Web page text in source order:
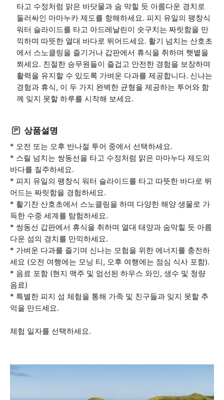
타고 수정처럼 맑은 바닷물과 숨 막힐 듯 아름다운 경치로
둘러싸인 마마누카 제도를 항해하세요. 피지 유일의 팽창식
워터 슬라이드를 타고 아드레날린이 솟구치는 짜릿함을 만
끽하며 따뜻한 열대 바다로 뛰어드세요. 활기 넘치는 산호초
에서 스노클링을 즐기거나 갑판에서 휴식을 취하며 햇볕을
쬐세요. 친절한 승무원들이 즐겁고 안전한 경험을 보장하며
활력을 유지할 수 있도록 가벼운 다과를 제공합니다. 신나는
경험과 휴식, 이 두 가지 완벽한 균형을 제공하는 투어와 함
께 잊지 못할 하루를 시작해 보세요.
상품설명
* 오전 또는 오후 반나절 투어 중에서 선택하세요.
* 스릴 넘치는 쌍동선을 타고 수정처럼 맑은 마마누다 제도의
바다를 질주하세요.
* 피지 유일의 팽창식 워터 슬라이드를 타고 따뜻한 바다로 뛰
어드는 짜릿함을 경험하세요.
* 활기찬 산호초에서 스노클링을 하며 다양한 해양 생물로 가
득한 수중 세계를 탐험하세요.
* 쌍동선 갑판에서 휴식을 취하며 열대 태양과 숨막힐 듯 아름
다운 섬의 경치를 만끽하세요.
* 가벼운 다과를 즐기며 신나는 모험을 위한 에너지를 충전하
세요 (오전 여행에는 모닝 티, 오후 여행에는 점심 식사 포함).
* 음료 포함 (현지 맥주 및 엄선된 하우스 와인, 생수 및 청량
음료)
* 특별한 피지 섬 체험을 통해 가족 및 친구들과 잊지 못할 추
억을 만드세요.
체험 일자를 선택하세요.